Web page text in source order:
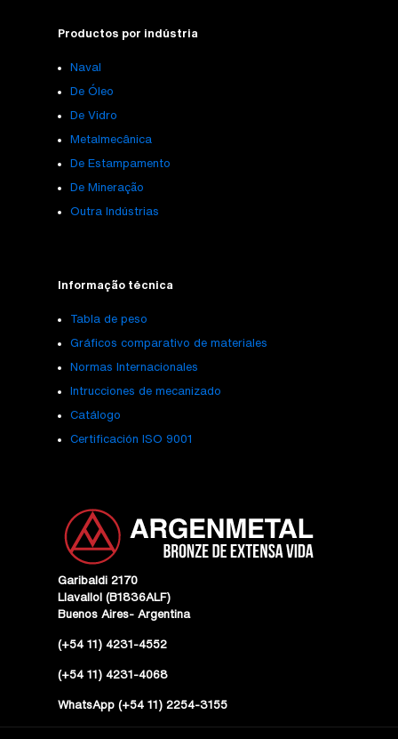
Productos por indústria
Naval
De Óleo
De Vidro
Metalmecânica
De Estampamento
De Mineração
Outra Indústrias
Informação técnica
Tabla de peso
Gráficos comparativo de materiales
Normas Internacionales
Intrucciones de mecanizado
Catálogo
Certificación ISO 9001
Garibaldi 2170
Llavallol (B1836ALF)
Buenos Aires- Argentina
(+54 11) 4231-4552
(+54 11) 4231-4068
WhatsApp (+54 11) 2254-3155